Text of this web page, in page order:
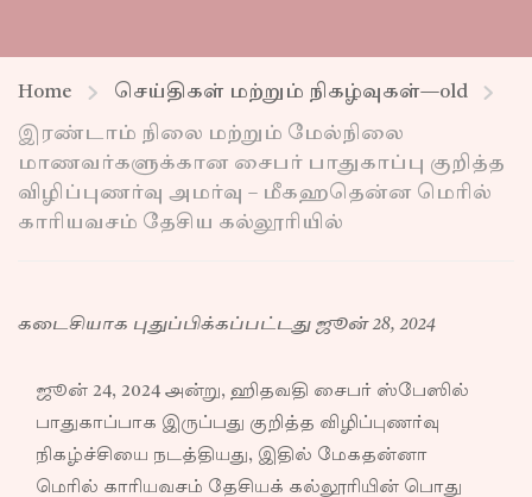
Home செய்திகள் மற்றும் நிகழ்வுகள்—old
இரண்டாம் நிலை மற்றும் மேல்நிலை
மாணவர்களுக்கான சைபர் பாதுகாப்பு குறித்த
விழிப்புணர்வு அமர்வு – மீகஹதென்ன மெரில்
காரியவசம் தேசிய கல்லூரியில்
கடைசியாக புதுப்பிக்கப்பட்டது ஜூன் 28, 2024
ஜூன் 24, 2024 அன்று, ஹிதவதி சைபர் ஸ்பேஸில்
பாதுகாப்பாக இருப்பது குறித்த விழிப்புணர்வு
நிகழ்ச்சியை நடத்தியது, இதில் மேகதன்னா
மெரில் காரியவசம் தேசியக் கல்லூரியின் பொது